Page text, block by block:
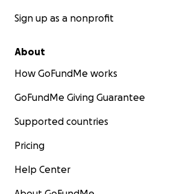
Sign up as a nonprofit
About
How GoFundMe works
GoFundMe Giving Guarantee
Supported countries
Pricing
Help Center